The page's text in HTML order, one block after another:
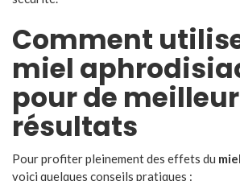
Comment
miel
pour de
résultats
Pour profiter pleinement des effets du
voici quelques conseils pratiques :